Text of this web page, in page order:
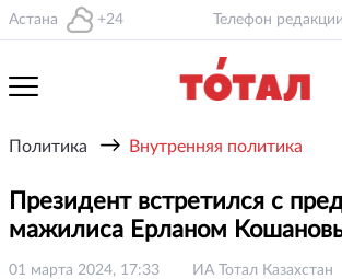
Астана +24 Телефон
Политика → Внутренняя политика
Президент встретился с
мажилиса Ерланом
01 марта 2024, 17:33 ИА Тотал Казахстан